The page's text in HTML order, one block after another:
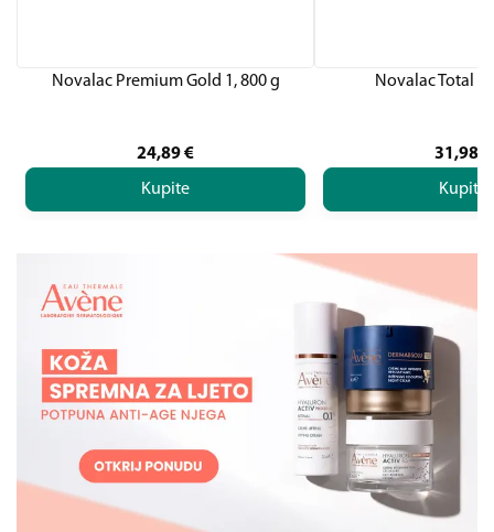
Novalac Premium Gold 1, 800 g
24,89€
Kupite
Novalac Total
31,98
Kupite